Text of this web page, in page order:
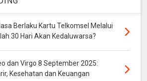
Berlaku Kartu Telkomsel Melalui
30 Hari Akan Kedaluwarsa?
dan Virgo 8 September 2025:
Kesehatan dan Keuangan